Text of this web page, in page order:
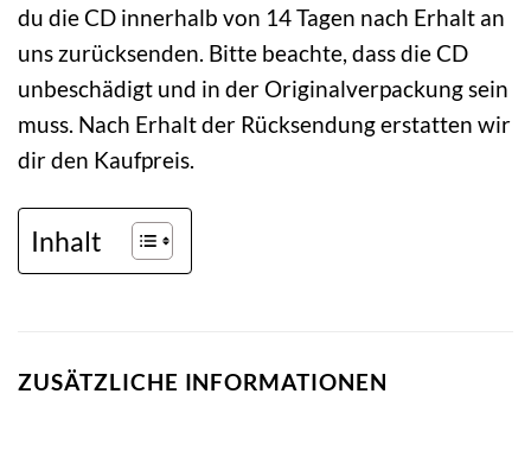
du die CD innerhalb von 14 Tagen nach Erhalt an
uns zurücksenden. Bitte beachte, dass die CD
unbeschädigt und in der Originalverpackung sein
muss. Nach Erhalt der Rücksendung erstatten wir
dir den Kaufpreis.
Inhalt
ZUSÄTZLICHE INFORMATIONEN